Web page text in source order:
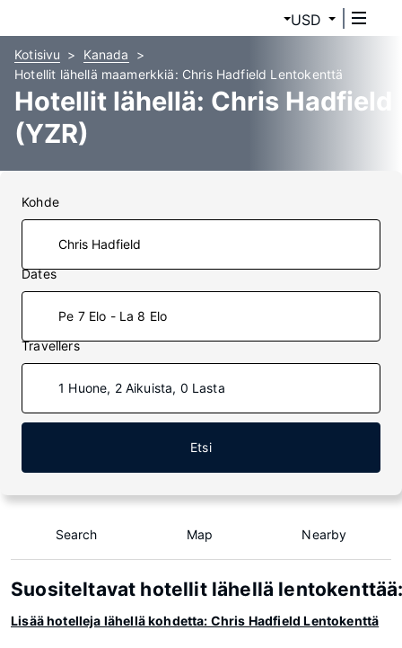
USD
Kotisivu
Kanada
Hotellit lähellä maamerkkiä: Chris Hadfield Lentokenttä
Hotellit lähellä: Chris Hadfield
(YZR)
Kohde
Dates
Pe 7 Elo - La 8 Elo
Travellers
1 Huone, 2 Aikuista, 0 Lasta
Etsi
Search Map Nearby
Suositeltavat hotellit lähellä
Lisää hotelleja lähellä kohdetta: Chris Hadfield Lentokenttä